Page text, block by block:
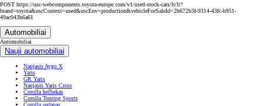
POST https://usc-webcomponents.toyota-europe.com/v1/used-stock-cars/lt/lt?
brand=toyota&uscContext=used&uscEnv=production&vehicleForSaleId=2b672b3f-9314-43fc-b951-
49ac043b6a61
Automobiliai
Automobiliai
Nauji automobiliai
Naujasis Aygo X
Yaris
GR Yaris
Naujasis Yaris Cross
Corolla hečbekas
Corolla Touring Sports
Corolla sedanas